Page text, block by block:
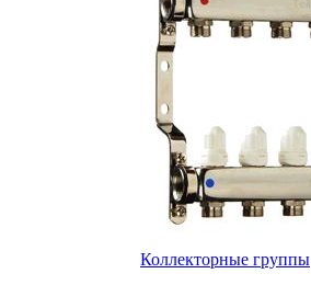
Коллекторные группы